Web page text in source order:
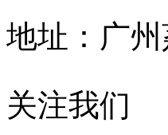
地址：广
关注我们